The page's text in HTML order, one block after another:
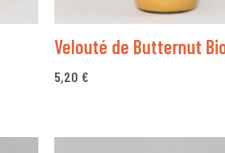
Velouté de Butternut
5,20€